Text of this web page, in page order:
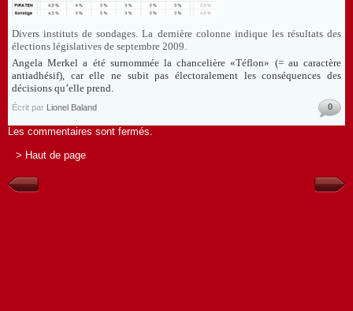
Divers instituts de sondages. La dernière colonne indique les résultats des
élections législatives de septembre 2009.
Angela Merkel a été surnommée la chancelière «Téflon» (= au caractère
antiadhésif), car elle ne subit pas électoralement les conséquences des
décisions qu’elle prend.
Écrit par Lionel Baland 0
Les commentaires sont fermés.
> Haut de page